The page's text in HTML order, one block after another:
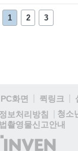
1 2 3
PC화면 퀵링크
보처리방침
청소
촬영물신고안내
(주)